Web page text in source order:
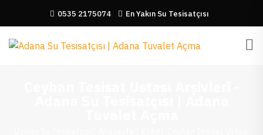
0535 2175074 En Yakın Su Tesisatçısı